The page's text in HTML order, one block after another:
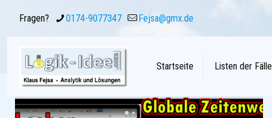
Fragen? 0174-9077347 Fejsa@gmx.de
Startseite Listen der Fälle